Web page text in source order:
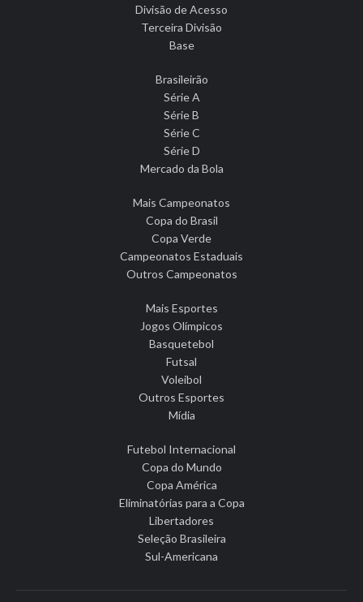
Divisão de Acesso
Terceira Divisão
Base
Brasileirão
Série A
Série B
Série C
Série D
Mercado da Bola
Mais Campeonatos
Copa do Brasil
Copa Verde
Campeonatos Estaduais
Outros Campeonatos
Mais Esportes
Jogos Olímpicos
Basquetebol
Futsal
Voleibol
Outros Esportes
Mídia
Futebol Internacional
Copa do Mundo
Copa América
Eliminatórias para a Copa
Libertadores
Seleção Brasileira
Sul-Americana